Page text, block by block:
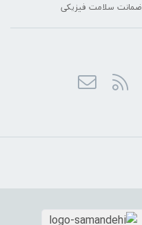
ضمانت سلامت فیزیکی